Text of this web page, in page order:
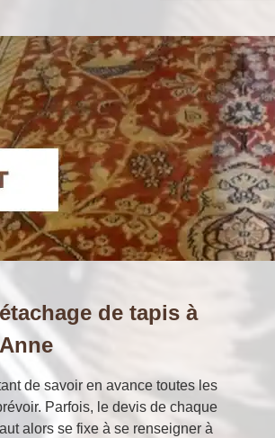
de tapis à
de savoir en avance toutes les
Parfois, le devis de chaque
alors se fixe à se renseigner à